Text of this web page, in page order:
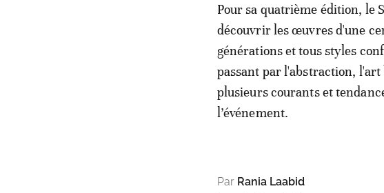
Pour sa quatrième édition, le
découvrir les œuvres d'une
générations et tous styles
passant par l'abstraction,
plusieurs courants et
l’événement.
Par Rania Laabid